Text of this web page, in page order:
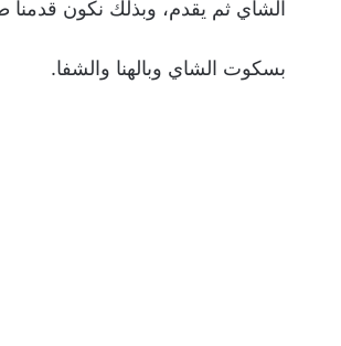
الشاي ثم يقدم، وبذلك نكون
بسكوت الشاي وبالهنا والشفا.